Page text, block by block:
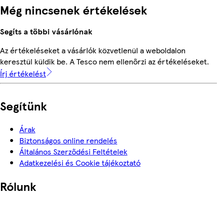
Még nincsenek értékelések
Segíts a többi vásárlónak
Az értékeléseket a vásárlók közvetlenül a weboldalon
keresztül küldik be. A Tesco nem ellenőrzi az értékeléseket.
Írj értékelést
Segítünk
Árak
Biztonságos online rendelés
Általános Szerződési Feltételek
Adatkezelési és Cookie tájékoztató
Rólunk